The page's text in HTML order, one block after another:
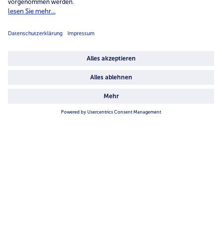
Unternehmen
Über uns